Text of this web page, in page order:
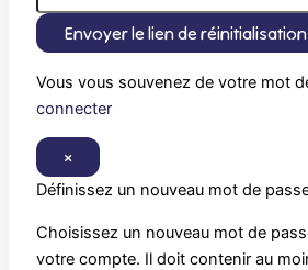
Envoyer le lien de réinitialisation
Vous vous souvenez de votre mot
connecter
×
Définissez un nouveau mot de
Choisissez un nouveau mot de
votre compte. Il doit contenir au